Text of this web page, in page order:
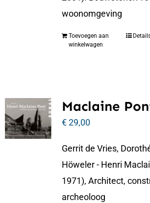
woonomgeving
Toevoegen aan
winkelwagen
Maclaine
€29,00
Gerrit de Vries,
Höweler - Henri
1971), Architect,
archeoloog